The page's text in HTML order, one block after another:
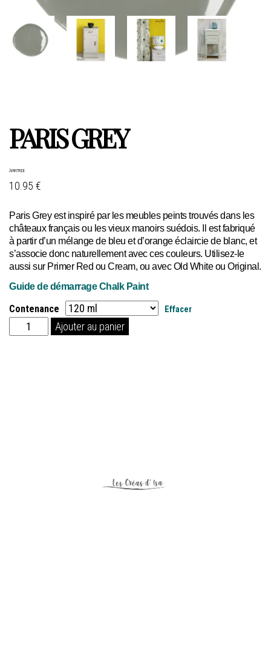
PARIS GREY
À PARTIR DE
10.95 €
Paris Grey est inspiré par les meubles peints trouvés dans les
châteaux français ou les vieux manoirs suédois. Il est fabriqué
à partir d’un mélange de bleu et d’orange éclaircie de blanc, et
s’associe donc naturellement avec ces couleurs. Utilisez-le
aussi sur Primer Red ou Cream, ou avec Old White ou Original.
Guide de démarrage Chalk Paint
Contenance Effacer
quantité
de
Ajouter au panier